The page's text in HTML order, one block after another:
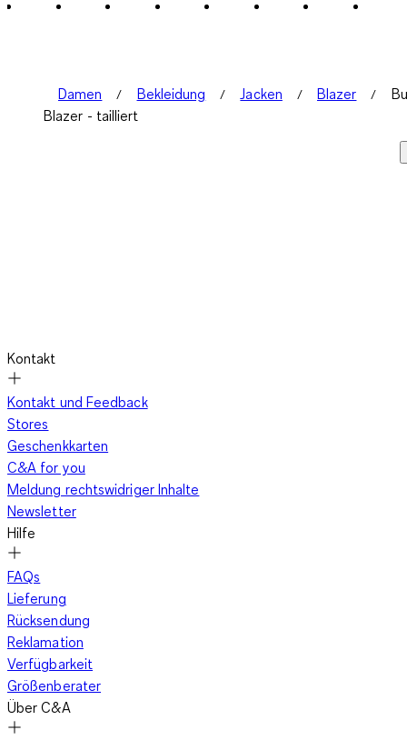
Damen Bekleidung Jacken Blazer
Blazer - tailliert
Kontakt
Kontakt und Feedback
Stores
Geschenkkarten
C&A for you
Meldung rechtswidriger Inhalte
Newsletter
Hilfe
FAQs
Lieferung
Rücksendung
Reklamation
Verfügbarkeit
Größenberater
Über C&A